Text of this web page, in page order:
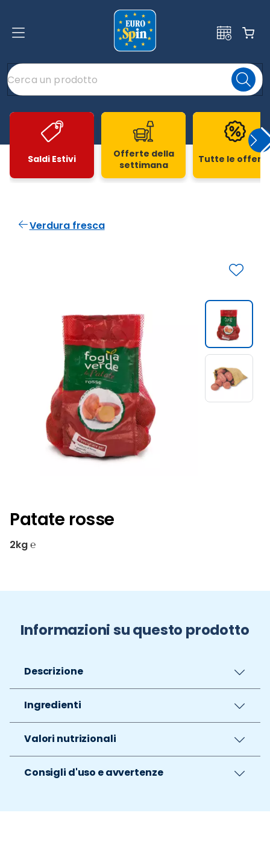
Saldi Estivi
Offerte della
settimana
Tutte le
Verdura fresca
Patate rosse
2kg ℮
Informazioni su questo prodotto
Descrizione
Ingredienti
Valori nutrizionali
Consigli d'uso e avvertenze